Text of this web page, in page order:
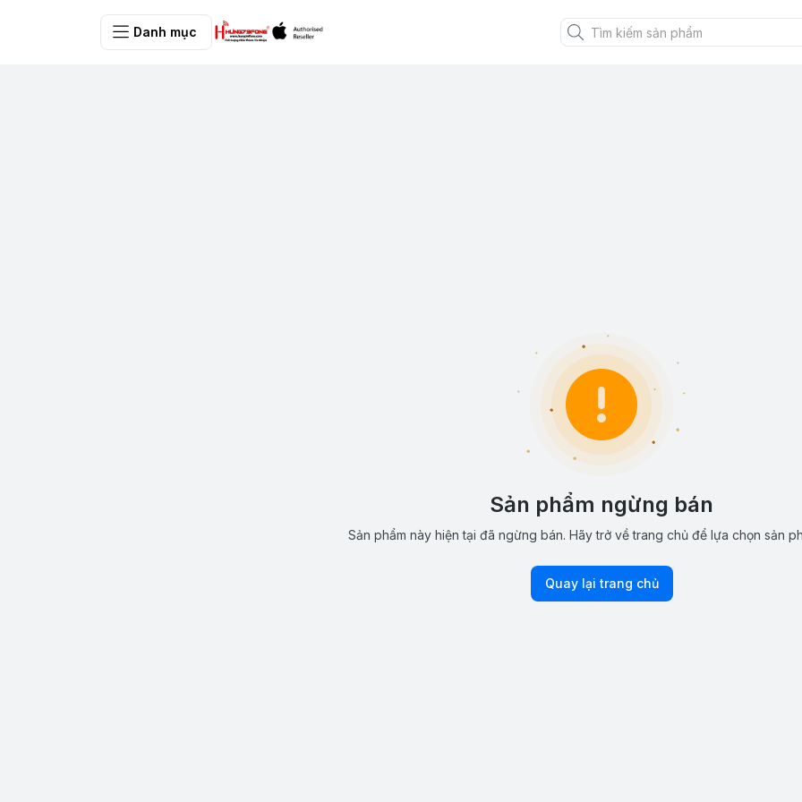
Danh mục
Sản phẩm ngừng bán
Sản phẩm này hiện tại đã ngừng bán. Hãy trở về trang chủ để lựa chọn sản
Quay lại trang chủ